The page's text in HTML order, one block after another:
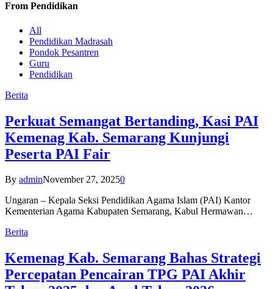
From Pendidikan
All
Pendidikan Madrasah
Pondok Pesantren
Guru
Pendidikan
Berita
Perkuat Semangat Bertanding, Kasi PAI
Kemenag Kab. Semarang Kunjungi
Peserta PAI Fair
By adminNovember 27, 20250
Ungaran – Kepala Seksi Pendidikan Agama Islam (PAI) Kantor
Kementerian Agama Kabupaten Semarang, Kabul Hermawan…
Berita
Kemenag Kab. Semarang Bahas Strategi
Percepatan Pencairan TPG PAI Akhir